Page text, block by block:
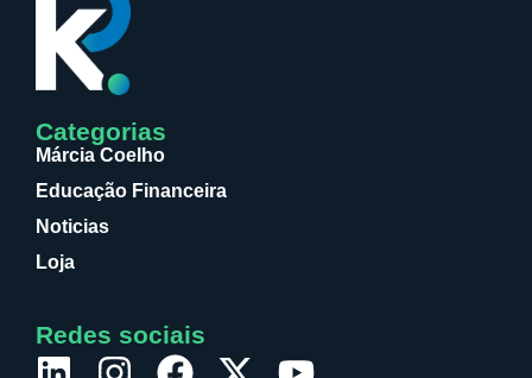
Categorias
Márcia Coelho
Educação Financeira
Noticias
Loja
Redes sociais